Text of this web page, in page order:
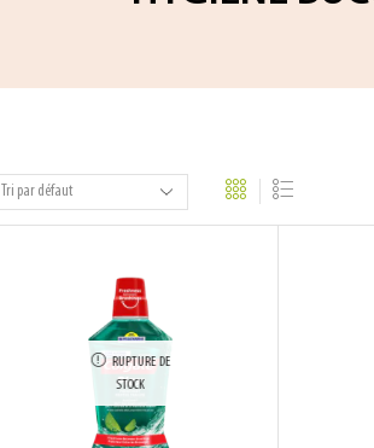
RUPTURE DE
STOCK